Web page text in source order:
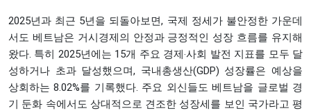
2025년과 최근 5년을 되돌아보면, 국제 정세가 불안정한 가운데
서도 베트남은 거시경제의 안정과 긍정적인 성장 흐름를 유지해
왔다. 특히 2025년에는 15개 주요 경제‧사회 발전 지표를 모두 달
성하거나 초과 달성했으며, 국내총생산(GDP) 성장률은 예상을
상회하는 8.02%를 기록했다. 주요 외신들도 베트남을 글로벌 경
기 둔화 속에서도 상대적으로 견조한 성장세를 보인 국가라고 평